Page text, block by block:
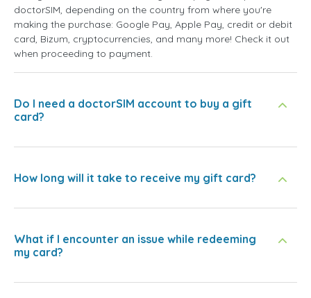
doctorSIM, depending on the country from where you're
making the purchase: Google Pay, Apple Pay, credit or debit
card, Bizum, cryptocurrencies, and many more! Check it out
when proceeding to payment.
Do I need a doctorSIM account to buy a gift
card?
How long will it take to receive my gift card?
What if I encounter an issue while redeeming
my card?